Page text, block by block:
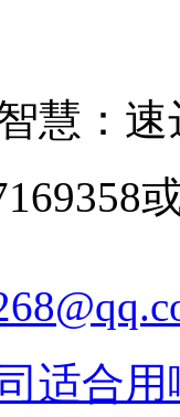
慧：
适合